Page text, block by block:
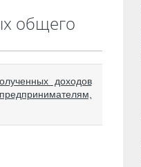
общего
доходов